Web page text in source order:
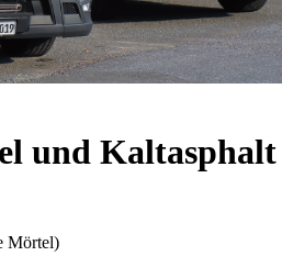
und
Mörtel)